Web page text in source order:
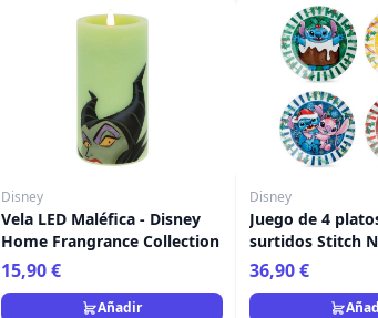
Disney
Vela LED Maléfica - Disney
Home Frangrance Collection
15,90 €
Añadir
Disney
Juego de 4
surtidos Stitch
Egan Disney
36,90 €